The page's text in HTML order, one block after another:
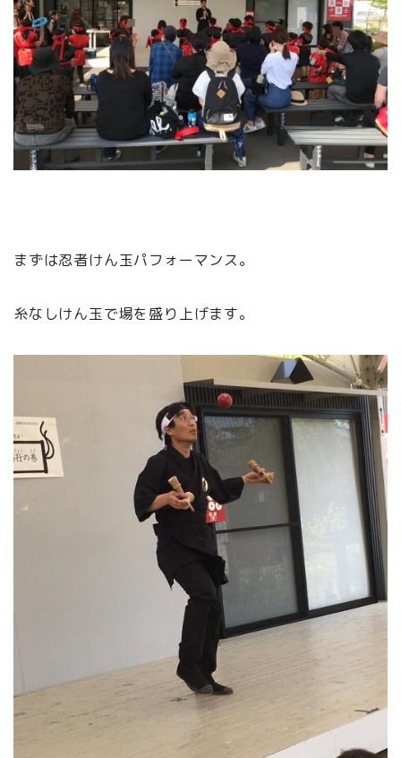
まずは忍者けん玉パフォーマンス。
糸なしけん玉で場を盛り上げます。